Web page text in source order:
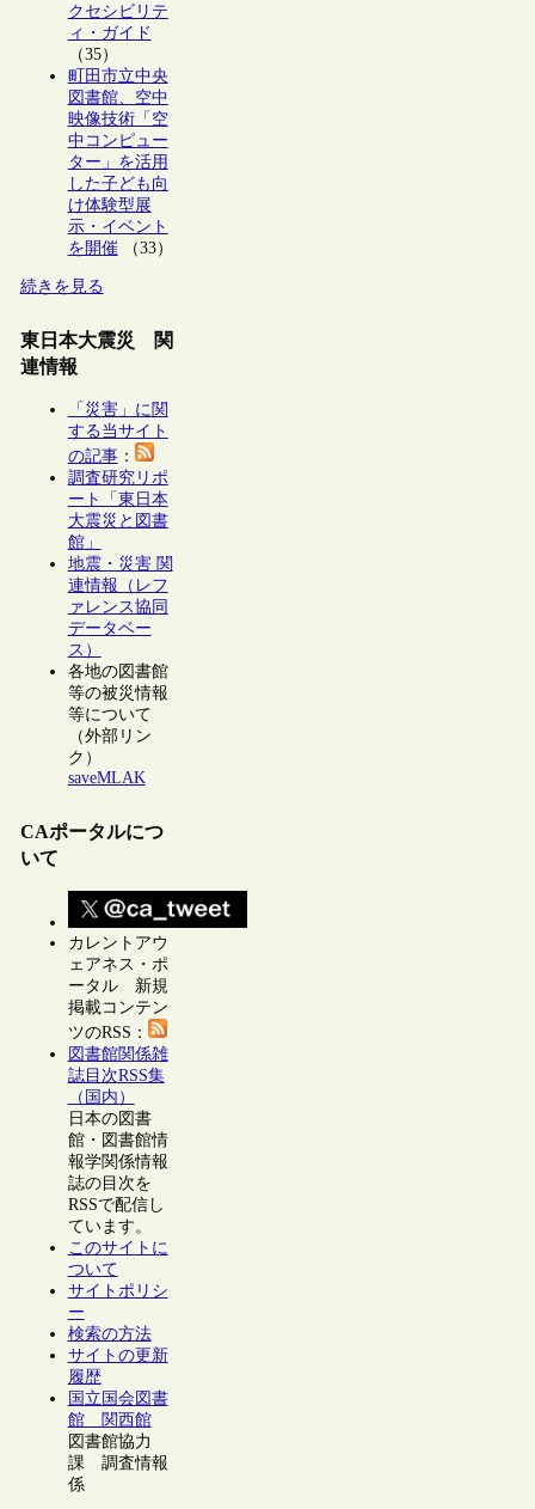
クセシビリテ
ィ・ガイド
（35）
町田市立中央
図書館、空中
映像技術「空
中コンピュー
ター」を活用
した子ども向
け体験型展
示・イベント
を開催（33）
続きを見る
東日本大震災 関
連情報
「災害」に関
する当サイト
の記事：
調査研究リポ
ート「東日本
大震災と図書
館」
地震・災害 関
連情報（レフ
ァレンス協同
データベー
ス）
各地の図書館
等の被災情報
等について
（外部リン
ク）
saveMLAK
CAポータルにつ
いて
カレントアウ
ェアネス・ポ
ータル 新規
掲載コンテン
ツのRSS：
図書館関係雑
誌目次RSS集
（国内）
日本の図書
館・図書館情
報学関係情報
誌の目次を
RSSで配信し
ています。
このサイトに
ついて
サイトポリシ
ー
検索の方法
サイトの更新
履歴
国立国会図書
館 関西館
図書館協力
課 調査情報
係